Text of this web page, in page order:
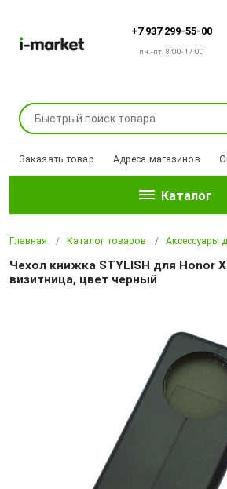
+7 937 299-55-00
пн.-пт. 8:00-17:00
Заказать товар Адреса магазинов
Каталог
Главная Каталог товаров Аксессуары
Чехол книжка STYLISH для Honor
визитница, цвет черный